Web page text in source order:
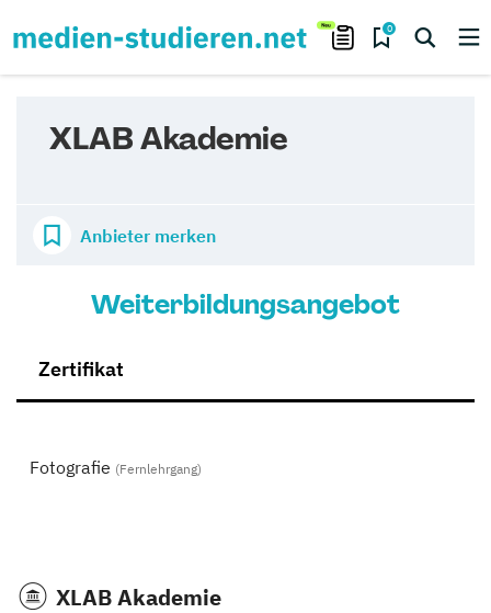
0
XLAB Akademie
Anbieter merken
Weiterbildungsangebot
Zertifikat
Fotografie (Fernlehrgang)
XLAB Akademie